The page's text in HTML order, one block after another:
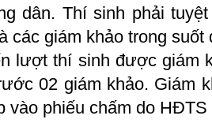
dân. Thí sinh phải
các giám khảo trong suốt
sinh được giám
02 giám khảo. Giám
vào phiếu chấm do